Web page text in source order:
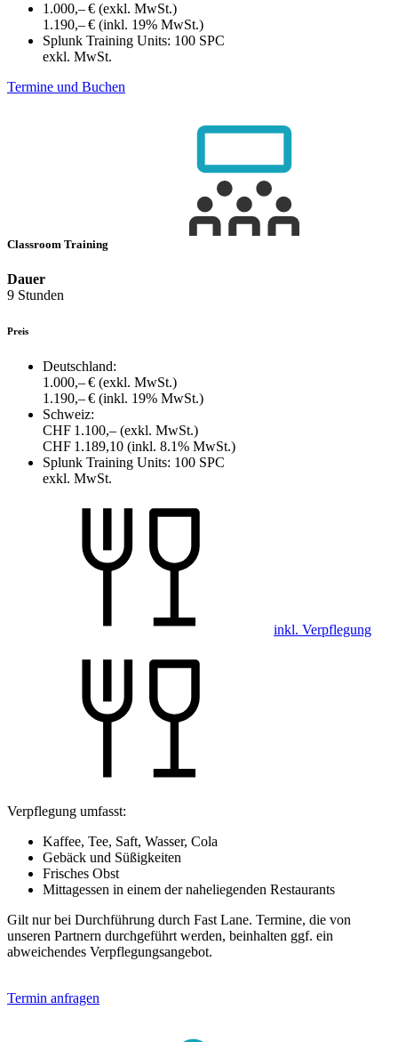
1.000,– € (exkl. MwSt.)
1.190,– € (inkl. 19% MwSt.)
Splunk Training Units: 100 SPC
exkl. MwSt.
Termine und Buchen
Classroom Training
Dauer
9 Stunden
Preis
Deutschland:
1.000,– € (exkl. MwSt.)
1.190,– € (inkl. 19% MwSt.)
Schweiz:
CHF 1.100,– (exkl. MwSt.)
CHF 1.189,10 (inkl. 8.1% MwSt.)
Splunk Training Units: 100 SPC
exkl. MwSt.
inkl. Verpflegung
Verpflegung umfasst:
Kaffee, Tee, Saft, Wasser, Cola
Gebäck und Süßigkeiten
Frisches Obst
Mittagessen in einem der naheliegenden Restaurants
Gilt nur bei Durchführung durch Fast Lane. Termine, die von
unseren Partnern durchgeführt werden, beinhalten ggf. ein
abweichendes Verpflegungsangebot.
Termin anfragen